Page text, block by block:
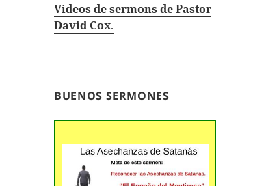
Videos de sermons de Pastor
David Cox.
BUENOS SERMONES